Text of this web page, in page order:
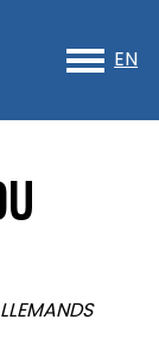
EN
to